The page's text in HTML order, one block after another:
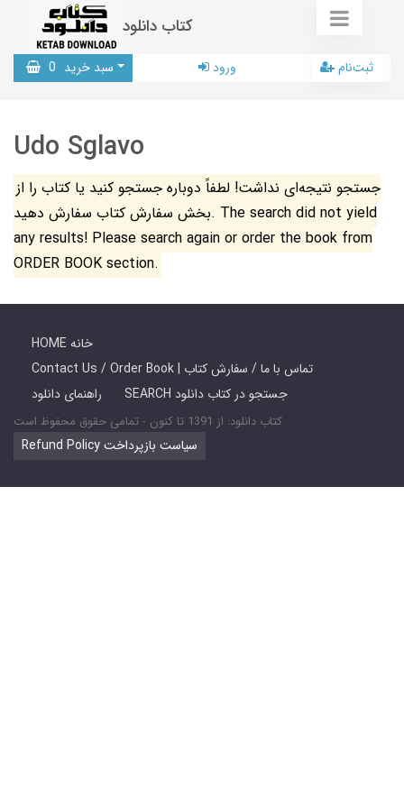
کتاب دانلود
سبد خرید 0 ورود ثبت‌نام
Udo Sglavo
جستجو نتیجه‌ای نداشت! لطفاً دوباره جستجو کنید یا کتاب را از
بخش سفارش کتاب سفارش دهید. The search did not yield
any results! Please search again or order the book from
ORDER BOOK section.
HOME خانه
Contact Us / Order Book | تماس با ما / سفارش کتاب
راهنمای دانلود
SEARCH جستجو در کتاب دانلود
کتاب دانلود: از 1391 تا کنون - تمامی حقوق محفوظ است
Refund Policy سیاست بازپرداخت